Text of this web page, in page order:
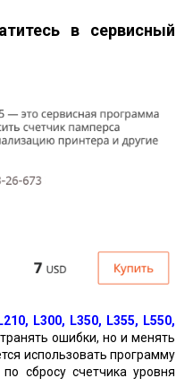
в сервисный
L300, L350, L355, L550,
ошибки, но и менять
использовать программу
сбросу счетчика уровня